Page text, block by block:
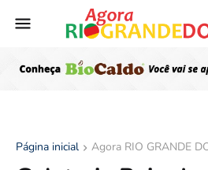
Página inicial Agora RIO GRANDE